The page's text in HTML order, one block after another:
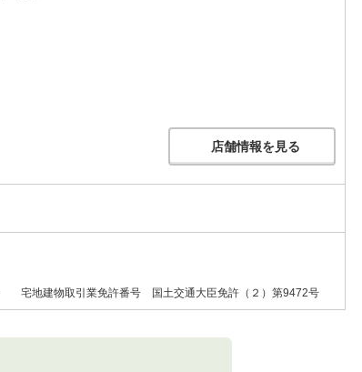
店舗情報を見る
地建物取引業免許番号 国土交通大臣免許（２）第9472号